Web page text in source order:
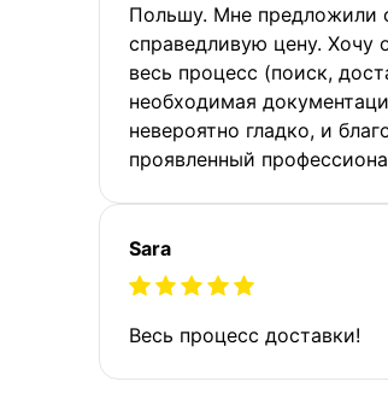
Польшу. Мне предложили
справедливую цену. Хочу
весь процесс (поиск,
необходимая
невероятно гладко, и
проявленный
Sara
Весь процесс доставки!